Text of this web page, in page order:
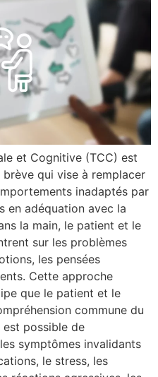
et Cognitive (TCC) est
qui vise à remplacer
inadaptés par
en adéquation avec la
la main, le patient et le
sur les problèmes
les pensées
Cette approche
que le patient et le
commune du
est possible de
symptômes invalidants
le stress, les